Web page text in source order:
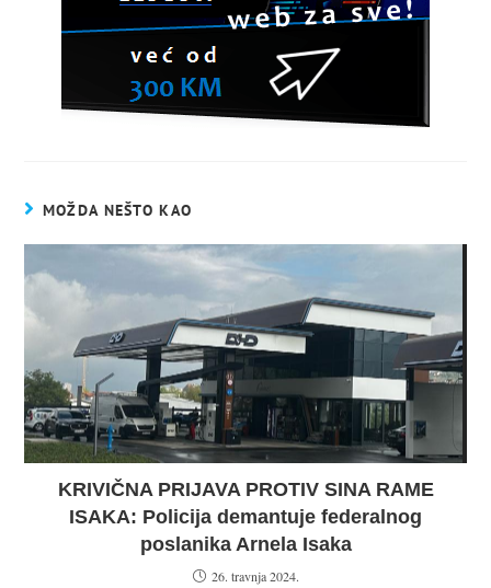
MOŽDA NEŠTO KAO
KRIVIČNA PRIJAVA PROTIV SINA RAME
ISAKA: Policija demantuje federalnog
poslanika Arnela Isaka
26. travnja 2024.